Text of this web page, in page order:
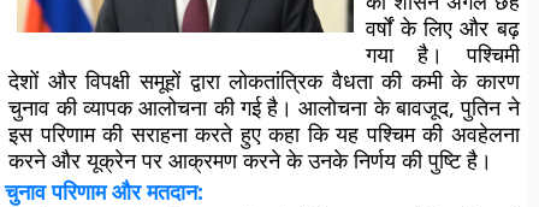
वर्षों के लिए और बढ़
गया है। पश्चिमी
देशों और विपक्षी समूहों द्वारा लोकतांत्रिक वैधता की कमी के कारण
चुनाव की व्यापक आलोचना की गई है। आलोचना के बावजूद, पुतिन ने
इस परिणाम की सराहना करते हुए कहा कि यह पश्चिम की अवहेलना
करने और यूक्रेन पर आक्रमण करने के उनके निर्णय की पुष्टि है।
चुनाव परिणाम और मतदान: